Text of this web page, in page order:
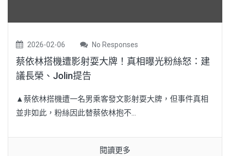
2026-02-06 No Responses
蔡依林搭機遭影射耍大牌！真相曝光粉絲怒：建
議長榮、Jolin提告
▲蔡依林搭機遭一名男乘客發文影射耍大牌，但事件真相
並非如此，粉絲因此替蔡依林抱不...
閱讀更多